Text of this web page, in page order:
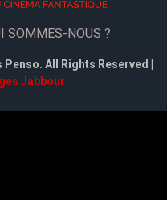
SOMMES-NOUS ?
All Rights Reserved |
Jabbour